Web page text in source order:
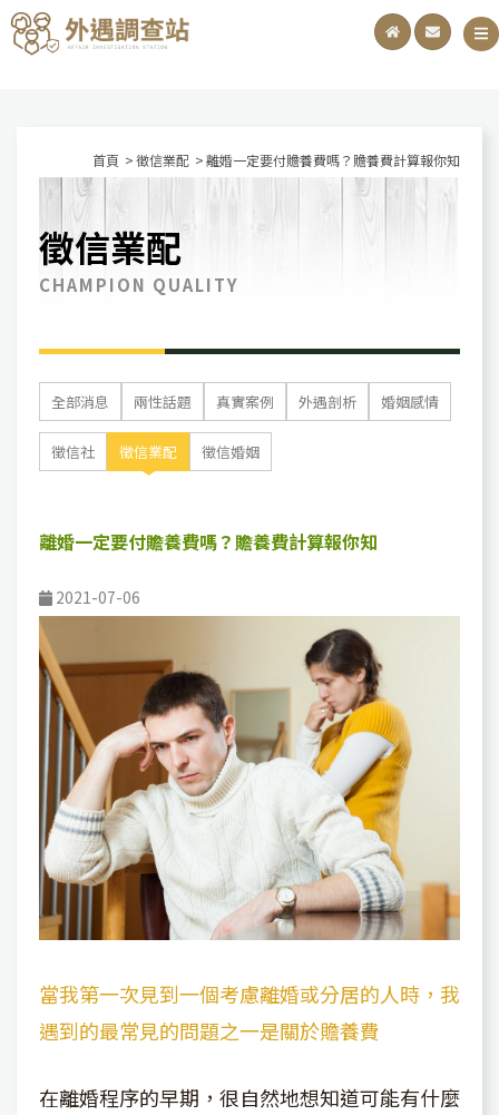
首頁 徵信業配 離婚一定要付贍養費嗎？贍養費計算報你知
徵信業配
CHAMPION QUALITY
全部消息 兩性話題 真實案例 外遇剖析 婚姻感情
徵信社 徵信業配 徵信婚姻
離婚一定要付贍養費嗎？贍養費計算報你知
2021-07-06
當我第一次見到一個考慮離婚或分居的人時，我
遇到的最常見的問題之一是關於贍養費
在離婚程序的早期，很自然地想知道可能有什麼